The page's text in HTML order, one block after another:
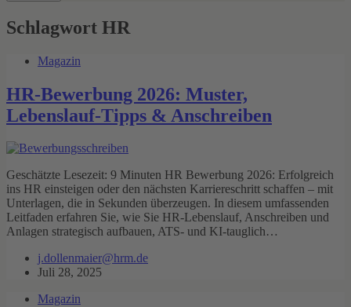
Schlagwort HR
Magazin
HR‑Bewerbung 2026: Muster,
Lebenslauf‑Tipps & Anschreiben
Geschätzte Lesezeit: 9 Minuten HR Bewerbung 2026: Erfolgreich
ins HR einsteigen oder den nächsten Karriereschritt schaffen – mit
Unterlagen, die in Sekunden überzeugen. In diesem umfassenden
Leitfaden erfahren Sie, wie Sie HR‑Lebenslauf, Anschreiben und
Anlagen strategisch aufbauen, ATS‑ und KI‑tauglich…
j.dollenmaier@hrm.de
Juli 28, 2025
Magazin